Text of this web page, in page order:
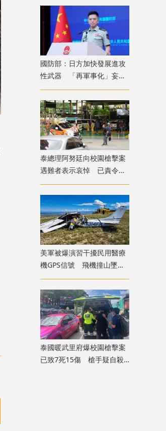
國防部：日方加快發展進攻
性武器 「再軍事化」妄動
是地區和平穩定真正威脅
​泰總理阿努廷向校園槍擊案
遇難者表示哀悼 已責令展
開調查
美軍被爆演習干擾民用醫療
機GPS信號 飛機撞山墜毀
致4死
泰國暖武里府爆校園槍擊案
已致7死15傷 槍手疑自殺